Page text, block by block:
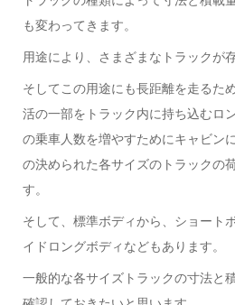
も変わってきます。
用途により、さまざまなトラックが
そしてこの用途にも長距離を走るた
活の一部をトラック内に持ち込むロ
の乗車人数を増やすためにキャビン
の決められた各サイズのトラックの
す。
そして、標準ボディから、ショート
イドロングボディなどもあります。
一般的な各サイズトラックの寸法と